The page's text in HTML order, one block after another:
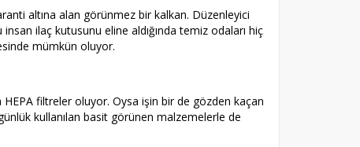
altına alan görünmez bir kalkan. Düzenleyici
ilaç kutusunu eline aldığında temiz odaları hiç
mümkün oluyor.
filtreler oluyor. Oysa işin bir de gözden kaçan
kullanılan basit görünen malzemelerle de